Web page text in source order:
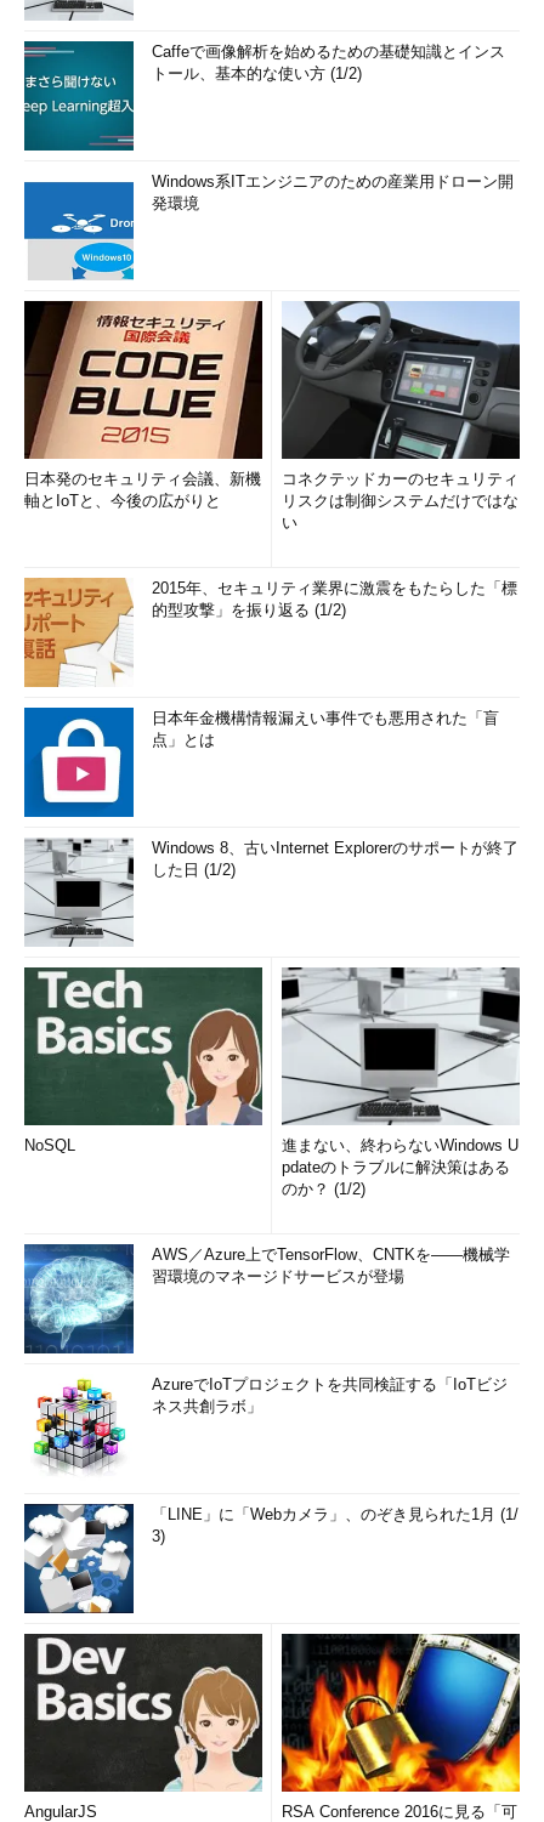
Caffeで画像解析を始めるための基礎知識とインス
トール、基本的な使い方 (1/2)
Windows系ITエンジニアのための産業用ドローン開
発環境
日本発のセキュリティ会議、新機
軸とIoTと、今後の広がりと
コネクテッドカーのセキュリティ
リスクは制御システムだけではな
い
2015年、セキュリティ業界に激震をもたらした「標
的型攻撃」を振り返る (1/2)
日本年金機構情報漏えい事件でも悪用された「盲
点」とは
Windows 8、古いInternet Explorerのサポートが終了
した日 (1/2)
NoSQL
進まない、終わらないWindows U
pdateのトラブルに解決策はある
のか？ (1/2)
AWS／Azure上でTensorFlow、CNTKを――機械学
習環境のマネージドサービスが登場
AzureでIoTプロジェクトを共同検証する「IoTビジ
ネス共創ラボ」
「LINE」に「Webカメラ」、のぞき見られた1月 (1/
3)
AngularJS
RSA Conference 2016に見る「可